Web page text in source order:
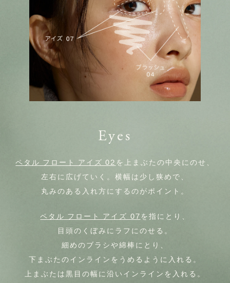
Eyes
ペタル フロート アイズ 02 を上まぶたの中央にのせ、
左右に広げていく。横幅は少し狭めで、
丸みのある入れ方にするのがポイント。
ペタル フロート アイズ 07 を指にとり、
目頭のくぼみにラフにのせる。
細めのブラシや綿棒にとり、
下まぶたのインラインをうめるように入れる。
上まぶたは黒目の幅に沿いインラインを入れる。